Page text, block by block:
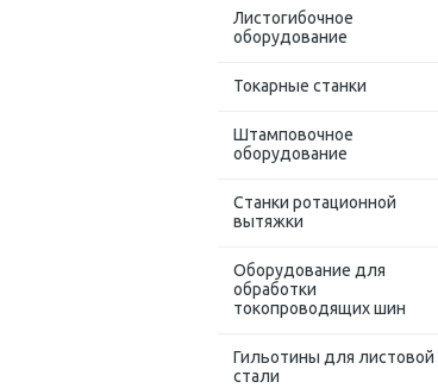
Листогибочное
оборудование
Токарные станки
Штамповочное
оборудование
Станки ротационной
вытяжки
Оборудование для
обработки
токопроводящих шин
Гильотины для листовой
стали